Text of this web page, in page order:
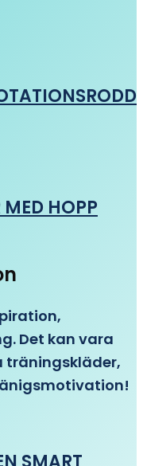
HOPP
Det kan vara
träningskläder,